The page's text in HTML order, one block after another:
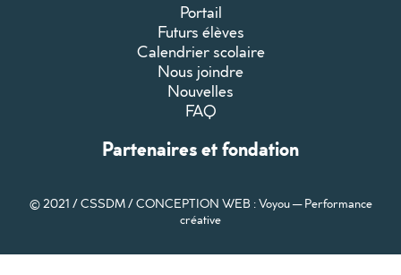
Portail
Futurs élèves
Calendrier scolaire
Nous joindre
Nouvelles
FAQ
Partenaires et fondation
© 2021 / CSSDM /CONCEPTION WEB : Voyou — Performance
créative